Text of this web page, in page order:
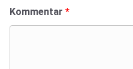
Kommentar *